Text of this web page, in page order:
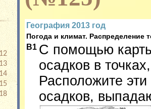
на
География 2013 год
Погода и климат. Распределение
B1 С помощью карты
осадков в
Расположите
осадков,